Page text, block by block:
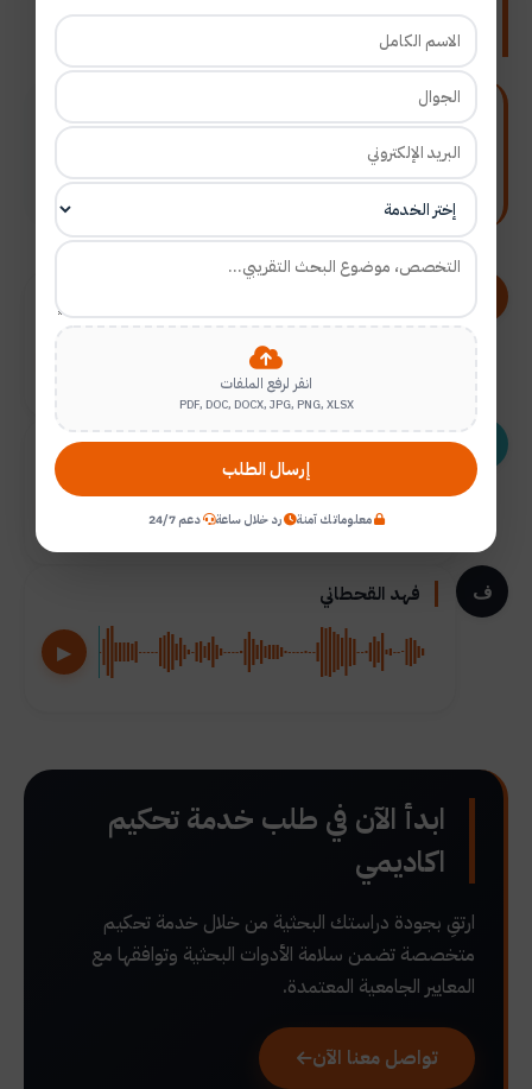
والاستبانات المعتمدة
🎙️ قد أشار الباحثين عن مدى استفادتهم من خدمة تحكيم الدراسات
الاستبانات ، ورضاهم عن دقة المراجعة الأكاديمية ووضوح
الملاحظات، مما كان له من أثر إيجابي في تطوير أدوات البحث وتقيل
الملاحظات عند المناقشة أو النشر.
نورة الخالدي
ف فهد القحطاني
▶
ابدأ الآن في طلب خدمة تحكيم
اكاديمي
ارتقِ بجودة دراستك البحثية من خلال خدمة تحكيم
متخصصة تضمن سلامة الأدوات البحثية وتوافقها مع
المعايير الجامعية المعتمدة.
تواصل معنا الآن
انقر لرفع الملفات
PDF, DOC, DOCX, JPG, PNG, XLSX
إرسال الطلب
معلوماتك آمنة رد خلال ساعة دعم 24/7